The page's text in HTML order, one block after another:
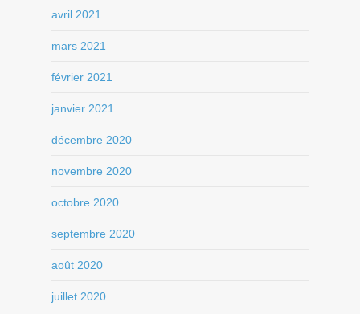
avril 2021
mars 2021
février 2021
janvier 2021
décembre 2020
novembre 2020
octobre 2020
septembre 2020
août 2020
juillet 2020